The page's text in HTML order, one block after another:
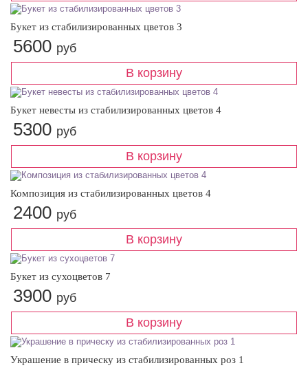
Букет из стабилизированных цветов 3
5600 руб
Букет невесты из стабилизированных цветов 4
5300 руб
Композиция из стабилизированных цветов 4
2400 руб
Букет из сухоцветов 7
3900 руб
Украшение в прическу из стабилизированных роз 1